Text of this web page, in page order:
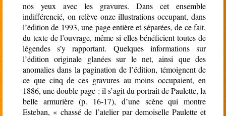
nos yeux avec les gravures. Dans cet ensemble
indifférencié, on relève onze illustrations occupant, dans
l’édition de 1993, une page entière et séparées, de ce fait,
du texte de l’ouvrage, même si elles bénéficient toutes de
légendes s’y rapportant. Quelques informations sur
l’édition originale glanées sur le net, ainsi que des
anomalies dans la pagination de l’édition, témoignent de
ce que cinq de ces gravures au moins occupaient, en
1886, une double page : il s’agit du portrait de Paulette, la
belle armurière (p. 16-17), d’une scène qui montre
Esteban, « chassé de l’atelier par demoiselle Paulette et